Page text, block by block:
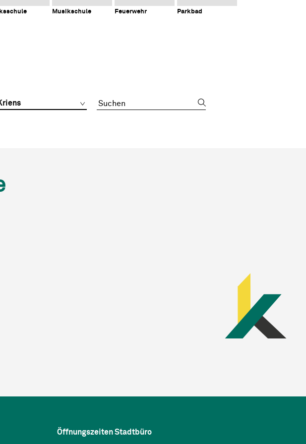
Musikschule Feuerwehr Parkbad
Suchbegriff
Öffnungszeiten Stadtbüro